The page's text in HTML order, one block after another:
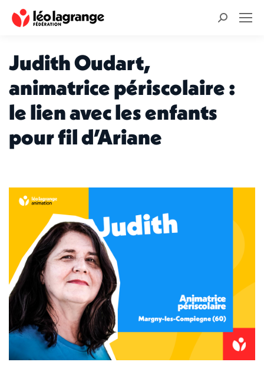
Recherche
Judith Oudart,
animatrice périscolaire :
le lien avec les enfants
pour fil d’Ariane